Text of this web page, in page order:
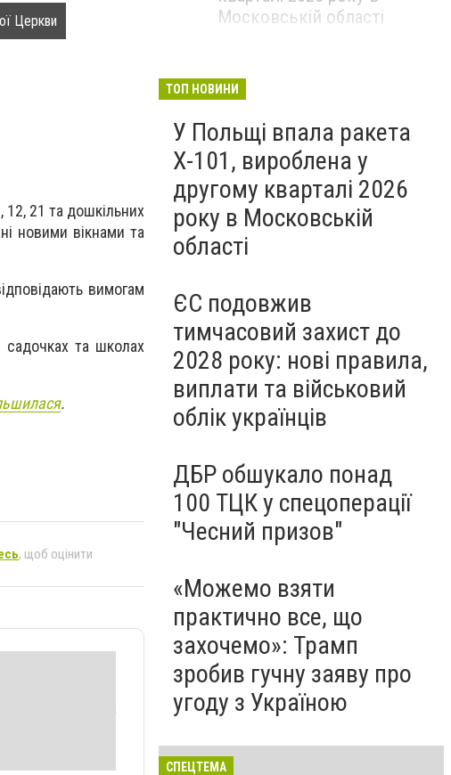
Церкви 3,5 млн гривень виділили з міьского бюджету на
21 та дошкільних
новими вікнами та
вимогам
садочках та школах
.
, щоб оцінити
Московській області
ТОП НОВИНИ
У Польщі впала ракета
Х-101, вироблена у
другому кварталі 2026
року в Московській
області
ЄС подовжив
тимчасовий захист до
2028 року: нові правила,
виплати та військовий
облік українців
ДБР обшукало понад
100 ТЦК у спецоперації
"Чесний призов"
«Можемо взяти
практично все, що
захочемо»: Трамп
зробив гучну заяву про
угоду з Україною
СПЕЦТЕМА